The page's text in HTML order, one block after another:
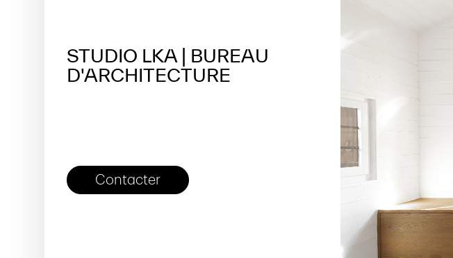
STUDIO LKA | BUREAU
D'ARCHITECTURE
Contacter